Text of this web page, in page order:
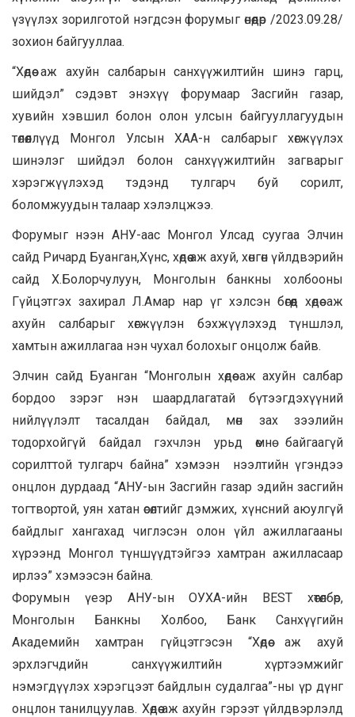
үзүүлэх зорилготой нэгдсэн форумыг өнөөдөр /2023.09.28/
зохион байгууллаа.
“Хөдөө аж ахуйн салбарын санхүүжилтийн шинэ гарц,
шийдэл” сэдэвт энэхүү форумаар Засгийн газар,
хувийн хэвшил болон олон улсын байгууллагуудын
төлөөллүүд Монгол Улсын ХАА-н салбарыг хөгжүүлэх
шинэлэг шийдэл болон санхүүжилтийн загварыг
хэрэгжүүлэхэд тэдэнд тулгарч буй сорилт,
боломжуудын талаар хэлэлцжээ.
Форумыг нээн АНУ-аас Монгол Улсад суугаа Элчин
сайд Ричард Буанган,Хүнс, хөдөө аж ахуй, хөнгөн үйлдвэрийн
сайд Х.Болорчулуун, Монголын банкны холбооны
Гүйцэтгэх захирал Л.Амар нар үг хэлсэн бөгөөд хөдөө аж
ахуйн салбарыг хөгжүүлэн бэхжүүлэхэд түншлэл,
хамтын ажиллагаа нэн чухал болохыг онцолж байв.
Элчин сайд Буанган “Монголын хөдөө аж ахуйн салбар
бордоо зэрэг нэн шаардлагатай бүтээгдэхүүний
нийлүүлэлт тасалдан байдал, мөн зах зээлийн
тодорхойгүй байдал гэхчлэн урьд өмнө байгаагүй
сорилттой тулгарч байна” хэмээн нээлтийн үгэндээ
онцлон дурдаад “АНУ-ын Засгийн газар эдийн засгийн
тогтвортой, уян хатан өсөлтийг дэмжих, хүнсний аюулгүй
байдлыг хангахад чиглэсэн олон үйл ажиллагааны
хүрээнд Монгол түншүүдтэйгээ хамтран ажилласаар
ирлээ” хэмээсэн байна.
Форумын үеэр АНУ-ын ОУХА-ийн BEST хөтөлбөр,
Монголын Банкны Холбоо, Банк Санхүүгийн
Академийн хамтран гүйцэтгэсэн “Хөдөө аж ахуй
эрхлэгчдийн санхүүжилтийн хүртээмжийг
нэмэгдүүлэх хэрэгцээт байдлын судалгаа”-ны үр дүнг
онцлон танилцуулав. Хөдөө аж ахуйн гэрээт үйлдвэрлэлд